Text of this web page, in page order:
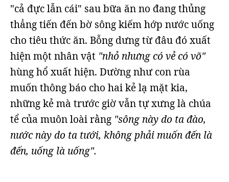
"cả đực lẫn cái" sau bữa ăn no đang thủng
thẳng tiến đến bờ sông kiếm hớp nước uống
cho tiêu thức ăn. Bỗng dưng từ đâu đó xuất
hiện một nhân vật "nhỏ nhưng có vẻ có võ"
hùng hổ xuất hiện. Dường như con rùa
muốn thông báo cho hai kẻ lạ mặt kia,
những kẻ mà trước giờ vẫn tự xưng là chúa
tể của muôn loài rằng "sông này do ta đào,
nước này do ta tưới, không phải muốn đến là
đến, uống là uống".